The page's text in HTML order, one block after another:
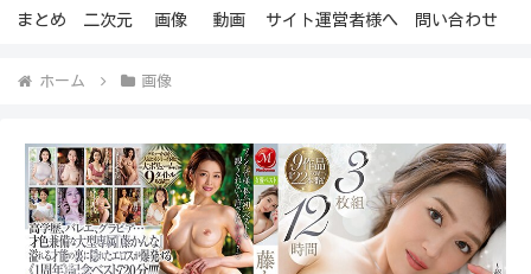
まとめ 二次元 画像 動画 サイト運営者様へ 問い合わせ
ホーム 画像